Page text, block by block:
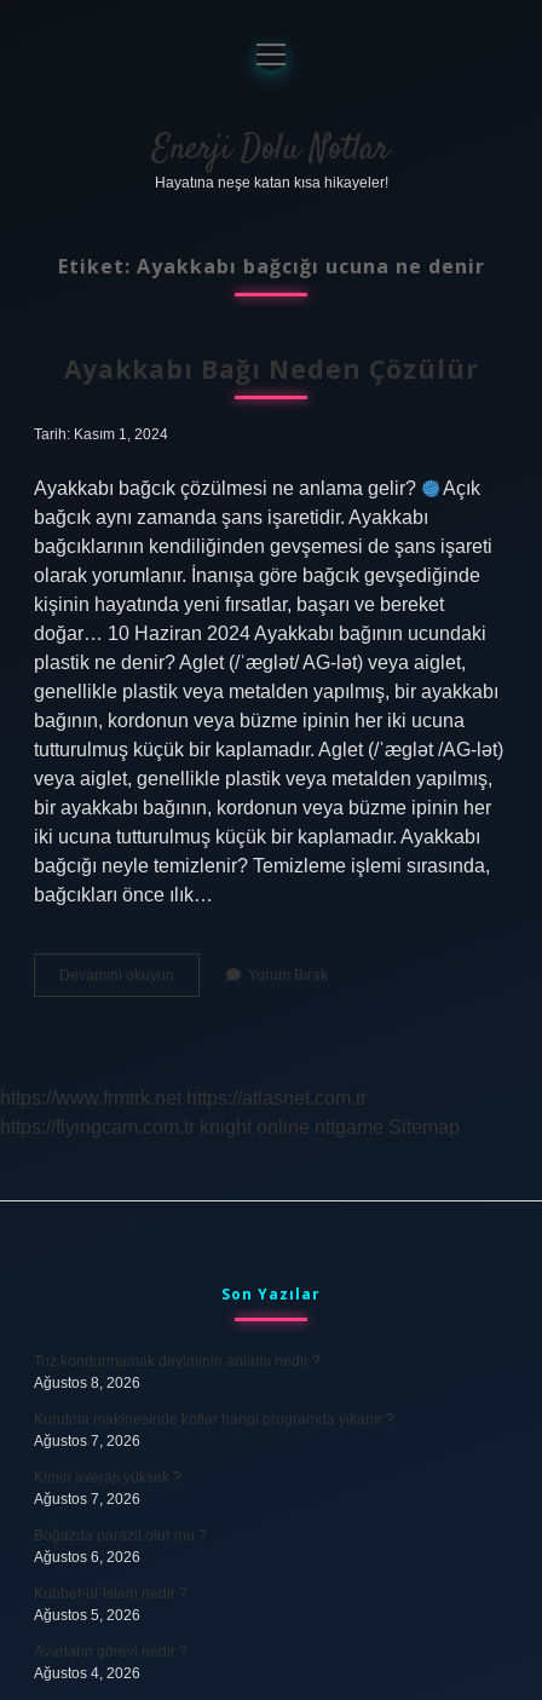
Anasayfa
Gizlilik Politikası
Yasal Uyarı
menüyü
aç
Enerji Dolu Notlar
Hayatına neşe katan kısa hikayeler!
Etiket: Ayakkabı bağcığı ucuna ne denir
Ayakkabı Bağı Neden Çözülür
Tarih: Kasım 1, 2024
Ayakkabı bağcık çözülmesi ne anlama gelir?
Açık
bağcık aynı zamanda şans işaretidir. Ayakkabı
bağcıklarının kendiliğinden gevşemesi de şans işareti
olarak yorumlanır. İnanışa göre bağcık gevşediğinde
kişinin hayatında yeni fırsatlar, başarı ve bereket
doğar… 10 Haziran 2024 Ayakkabı bağının ucundaki
plastik ne denir? Aglet (/ˈæɡlət/ AG-lət) veya aiglet,
genellikle plastik veya metalden yapılmış, bir ayakkabı
bağının, kordonun veya büzme ipinin her iki ucuna
tutturulmuş küçük bir kaplamadır. Aglet (/ˈæɡlət /AG-lət)
veya aiglet, genellikle plastik veya metalden yapılmış,
bir ayakkabı bağının, kordonun veya büzme ipinin her
iki ucuna tutturulmuş küçük bir kaplamadır. Ayakkabı
bağcığı neyle temizlenir? Temizleme işlemi sırasında,
bağcıkları önce ılık…
Devamını okuyun Ayakkabı
Bağı
Yorum Bırak
https://www.frmtrk.net https://atlasnet.com.tr
https://flyingcam.com.tr knight online nttgame Sitemap
Son Yazılar
Toz kondurmamak deyiminin anlamı nedir ?
Ağustos 8, 2026
Kurutma makinesinde kotlar hangi programda yıkanır ?
Ağustos 7, 2026
Kimin averajı yüksek ?
Ağustos 7, 2026
Boğazda parazit olur mu ?
Ağustos 6, 2026
Kubbet-ül-İslam nedir ?
Ağustos 5, 2026
Avarların görevi nedir ?
Ağustos 4, 2026